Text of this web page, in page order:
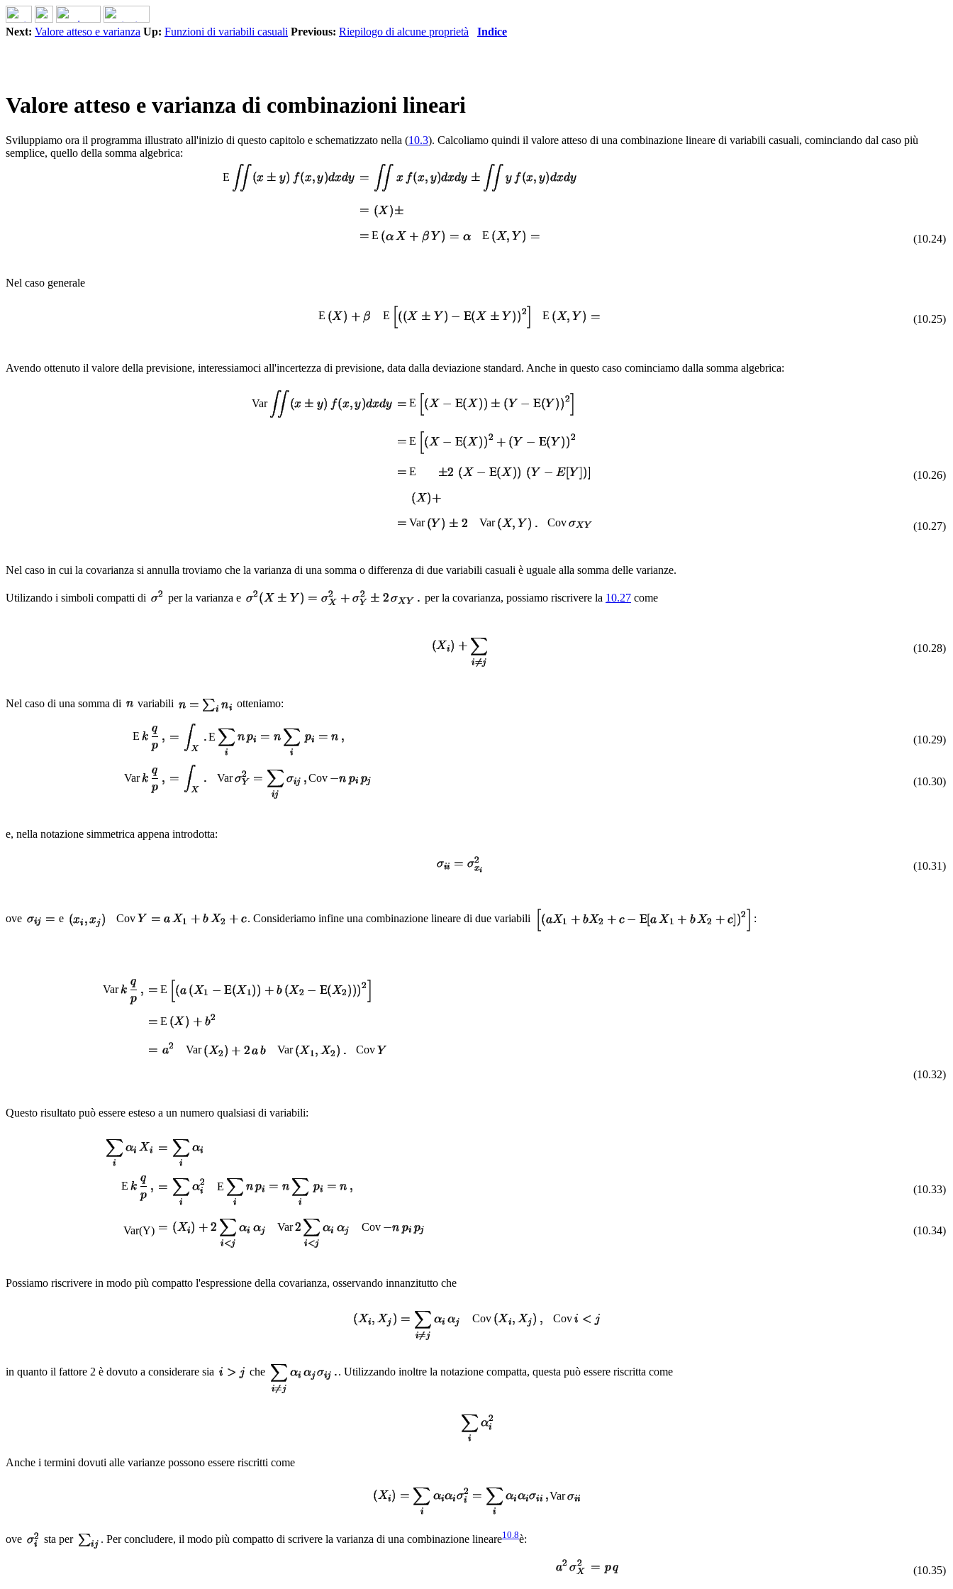
Next: Valore atteso e varianza Up: Funzioni di variabili casuali Previous: Riepilogo di alcune proprietà Indice
Valore atteso e varianza di combinazioni lineari
Sviluppiamo ora il programma illustrato all'inizio di questo capitolo e schematizzato nella (10.3). Calcoliamo quindi il valore atteso di una combinazione lineare di variabili casuali, cominciando dal caso più
semplice, quello della somma algebrica:
E
E E (10.24)
Nel caso generale
E E E (10.25)
Avendo ottenuto il valore della previsione, interessiamoci all'incertezza di previsione, data dalla deviazione standard. Anche in questo caso cominciamo dalla somma algebrica:
Var E
E
E (10.26)
Var Var Cov (10.27)
Nel caso in cui la covarianza si annulla troviamo che la varianza di una somma o differenza di due variabili casuali è uguale alla somma delle varianze.
Utilizando i simboli compatti di per la varianza e per la covarianza, possiamo riscrivere la 10.27 come
(10.28)
Nel caso di una somma di variabili otteniamo:
E E (10.29)
Var Var Cov (10.30)
e, nella notazione simmetrica appena introdotta:
(10.31)
ove e Cov . Consideriamo infine una combinazione lineare di due variabili :
Var E
E
Var Var Cov
(10.32)
Questo risultato può essere esteso a un numero qualsiasi di variabili:
E E (10.33)
Var(Y) Var Cov (10.34)
Possiamo riscrivere in modo più compatto l'espressione della covarianza, osservando innanzitutto che
Cov Cov
in quanto il fattore 2 è dovuto a considerare sia che . Utilizzando inoltre la notazione compatta, questa può essere riscritta come
Anche i termini dovuti alle varianze possono essere riscritti come
Var
ove sta per . Per concludere, il modo più compatto di scrivere la varianza di una combinazione lineare10.8è:
(10.35)